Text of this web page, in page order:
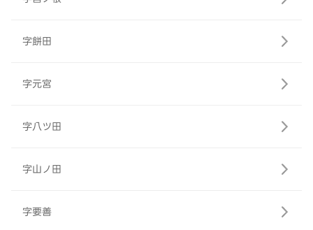
字餅田
字元宮
字八ツ田
字山ノ田
字要善